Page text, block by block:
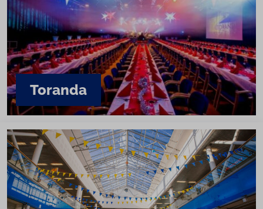
Toranda